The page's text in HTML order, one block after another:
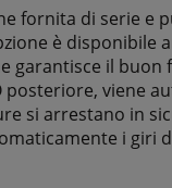
fornita di serie e
è disponibile
garantisce il
posteriore, viene
si arrestano in
i